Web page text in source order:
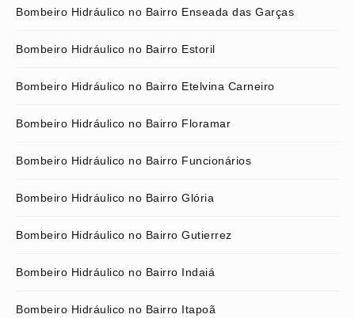
Bombeiro Hidráulico no Bairro Enseada das Garças
Bombeiro Hidráulico no Bairro Estoril
Bombeiro Hidráulico no Bairro Etelvina Carneiro
Bombeiro Hidráulico no Bairro Floramar
Bombeiro Hidráulico no Bairro Funcionários
Bombeiro Hidráulico no Bairro Glória
Bombeiro Hidráulico no Bairro Gutierrez
Bombeiro Hidráulico no Bairro Indaiá
Bombeiro Hidráulico no Bairro Itapoã